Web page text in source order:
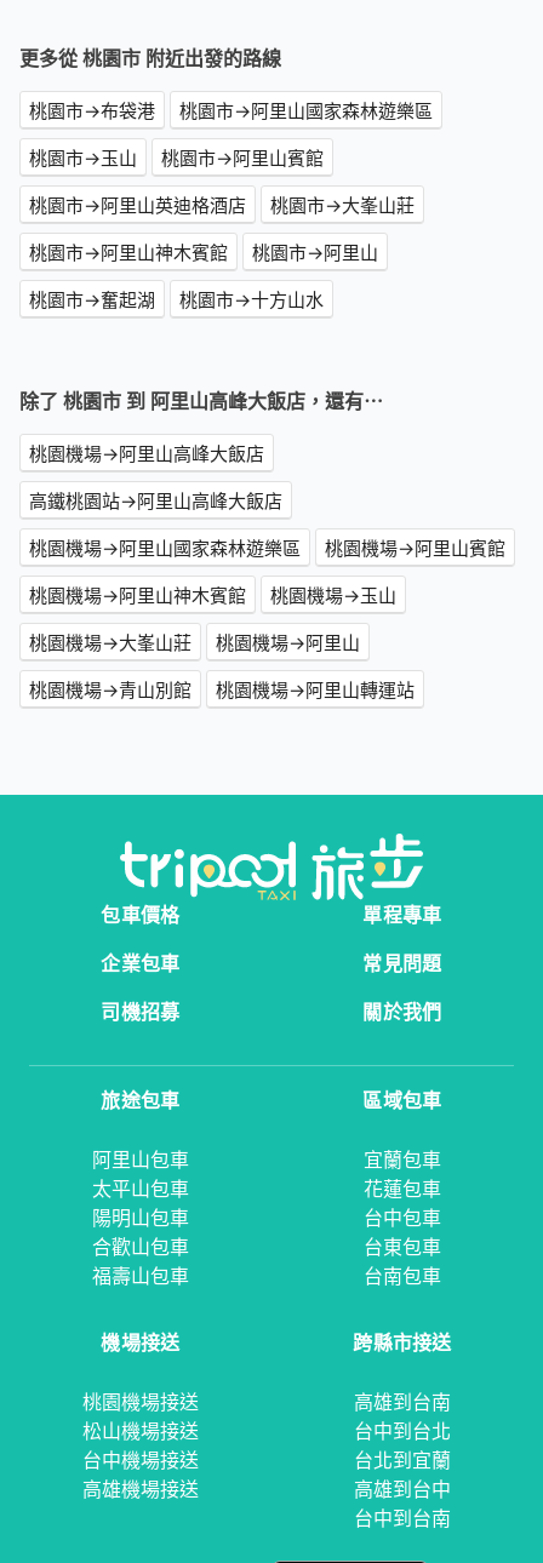
更多從 桃園市 附近出發的路線
桃園市→布袋港
桃園市→阿里山國家森林遊樂區
桃園市→玉山
桃園市→阿里山賓館
桃園市→阿里山英迪格酒店
桃園市→大峯山莊
桃園市→阿里山神木賓館
桃園市→阿里山
桃園市→奮起湖
桃園市→十方山水
除了 桃園市 到 阿里山高峰大飯店，還有⋯
桃園機場→阿里山高峰大飯店
高鐵桃園站→阿里山高峰大飯店
桃園機場→阿里山國家森林遊樂區
桃園機場→阿里山賓館
桃園機場→阿里山神木賓館
桃園機場→玉山
桃園機場→大峯山莊
桃園機場→阿里山
桃園機場→青山別館
桃園機場→阿里山轉運站
包車價格
單程專車
企業包車
常見問題
司機招募
關於我們
旅途包車
阿里山包車
太平山包車
陽明山包車
合歡山包車
福壽山包車
區域包車
宜蘭包車
花蓮包車
台中包車
台東包車
台南包車
機場接送
桃園機場接送
松山機場接送
台中機場接送
高雄機場接送
跨縣市接送
高雄到台南
台中到台北
台北到宜蘭
高雄到台中
台中到台南